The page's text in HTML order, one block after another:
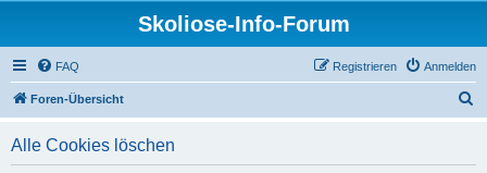
Skoliose-Info-Forum
FAQ Anmelden
Registrieren
Foren-Übersicht
Alle Cookies löschen